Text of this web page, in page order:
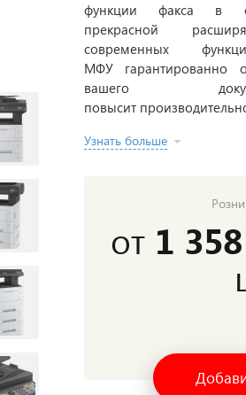
функции факса в
прекрасной
современных
МФУ гарантированно
вашего
повысит
Узнать больше
от 1